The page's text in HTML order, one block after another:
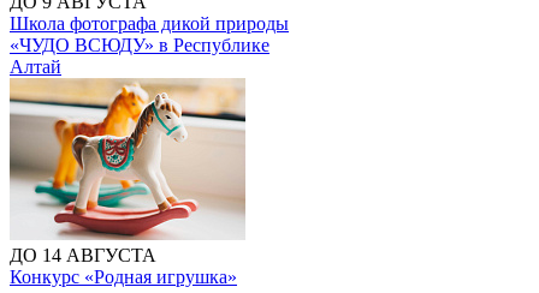
Школа фотографа дикой природы
«ЧУДО ВСЮДУ» в Республике
Алтай
ДО 14 АВГУСТА
Конкурс «Родная игрушка»